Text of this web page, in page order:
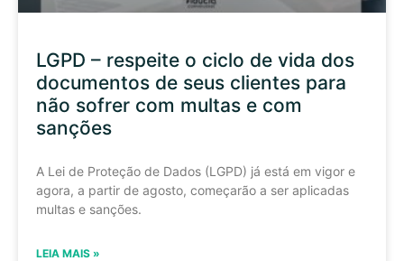
LGPD – respeite o ciclo de vida dos
documentos de seus clientes para
não sofrer com multas e com
sanções
A Lei de Proteção de Dados (LGPD) já está em vigor e
agora, a partir de agosto, começarão a ser aplicadas
multas e sanções.
LEIA MAIS »